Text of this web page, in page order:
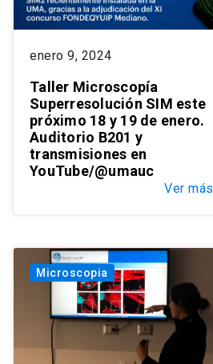
enero 9, 2024
Taller Microscopía
Superresolución SIM este
próximo 18 y 19 de enero.
Auditorio B201 y
transmisiones en
YouTube/@umauc
Ver más
Microscopia